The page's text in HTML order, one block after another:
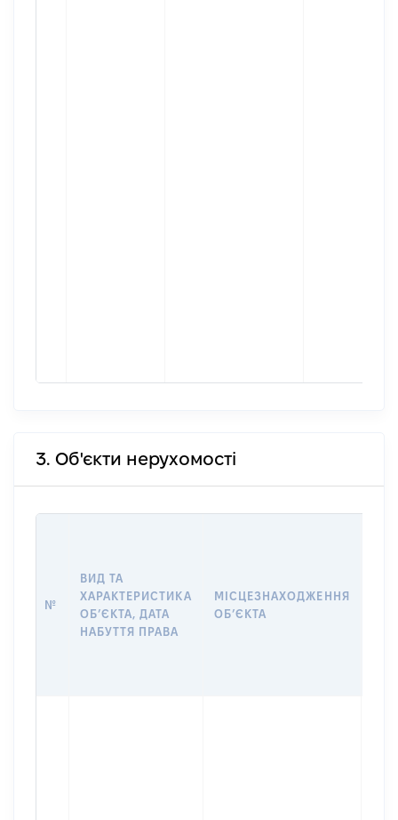
3. Об'єкти нерухомості
№
ВИД ТА
ХАРАКТЕРИСТИКА
ОБʼЄКТА, ДАТА
НАБУТТЯ ПРАВА
МІСЦЕЗНАХОДЖЕННЯ
ОБʼЄКТА